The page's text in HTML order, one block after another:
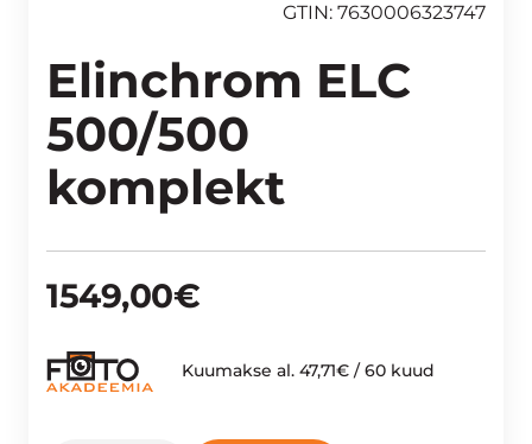
GTIN: 7630006323747
Elinchrom ELC
500/500
komplekt
1549,00€
Kuumakse al. 47,71€ / 60 kuud